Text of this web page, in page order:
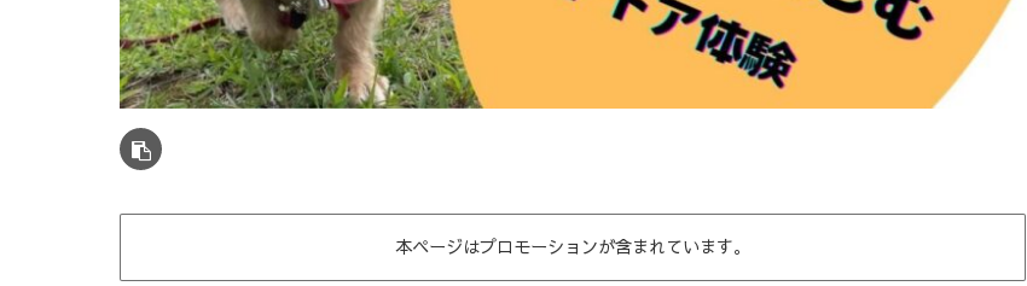
本ページはプロモーションが含まれています。